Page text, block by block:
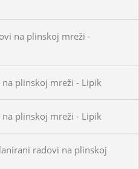
na plinskoj mreži -
plinskoj mreži - Lipik
plinskoj mreži - Lipik
radovi na plinskoj